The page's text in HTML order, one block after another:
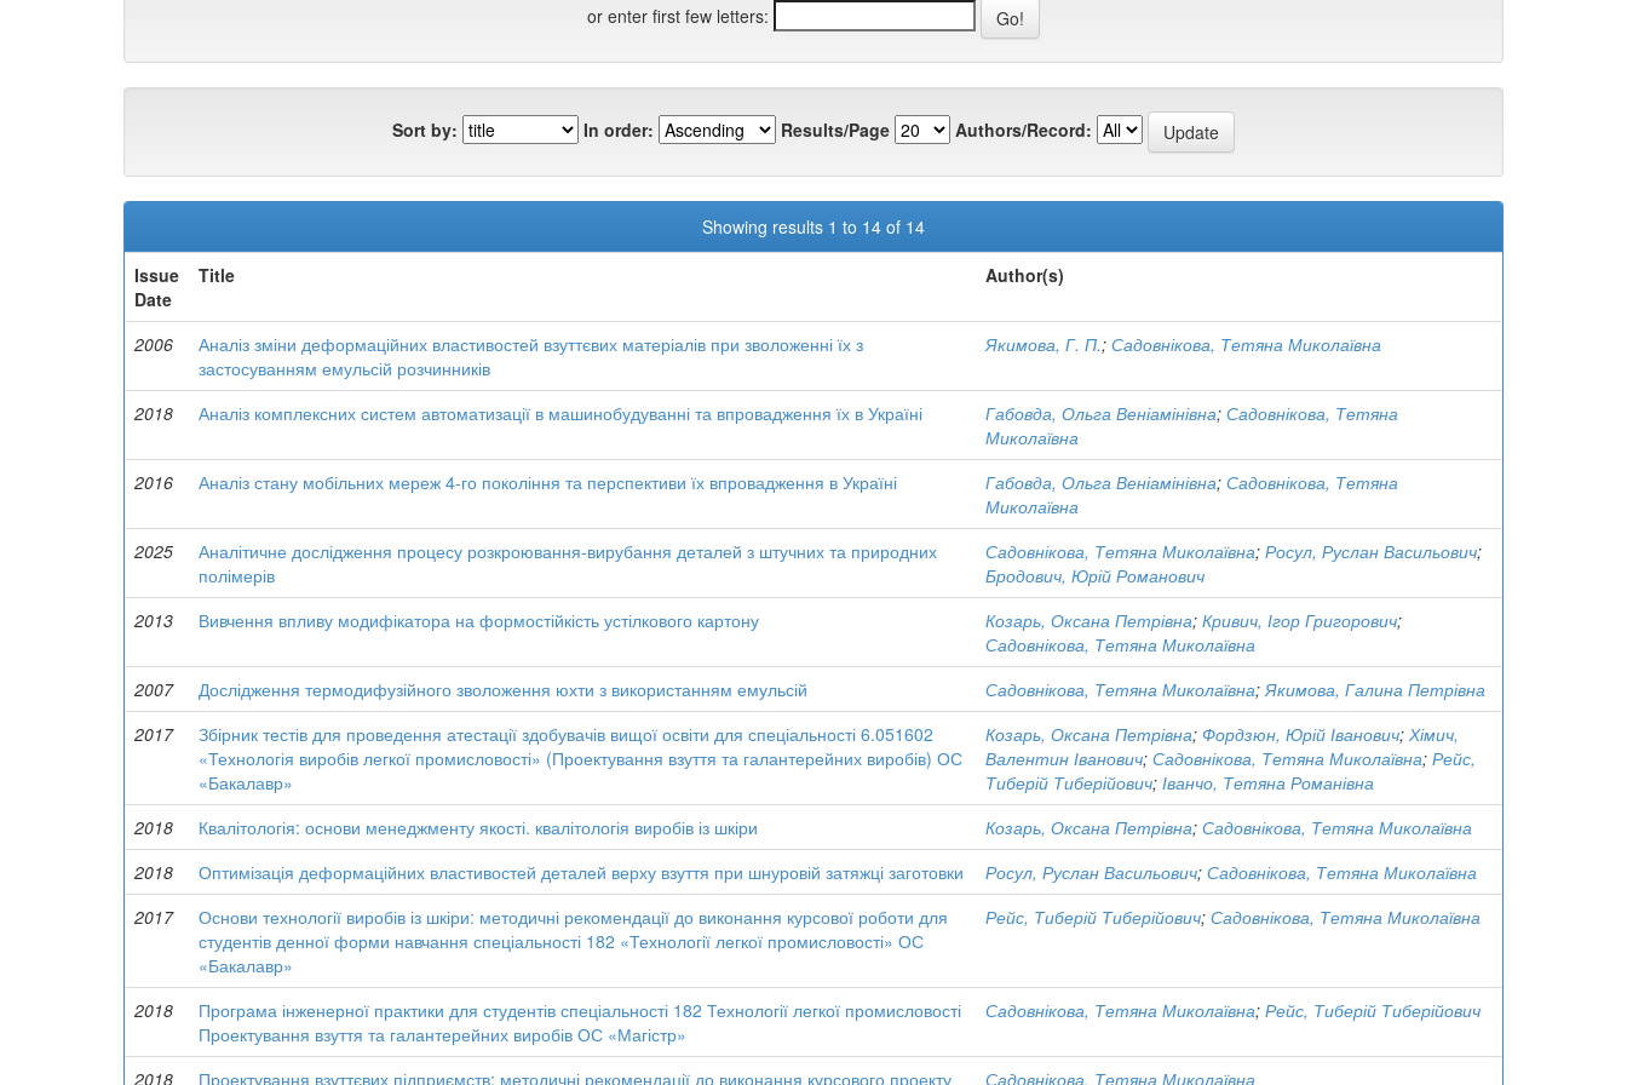
or enter first few letters:
Sort by: In order: Results/Page Authors/Record:
Showing results 1 to 14 of 14
Issue
Date
Title Author(s)
2006
Аналіз зміни деформаційних властивостей взуттєвих матеріалів при зволоженні їх з
застосуванням емульсій розчинників
Якимова, Г. П.; Садовнікова, Тетяна Миколаївна
2018 Аналіз комплексних систем автоматизації в машинобудуванні та впровадження їх в Україні Габовда, Ольга Веніамінівна; Садовнікова, Тетяна
Миколаївна
2016
Аналіз стану мобільних мереж 4-го покоління та перспективи їх впровадження в Україні Габовда, Ольга Веніамінівна; Садовнікова, Тетяна
Миколаївна
2025
Аналітичне дослідження процесу розкроювання-вирубання деталей з штучних та природних
полімерів
Садовнікова, Тетяна Миколаївна; Росул, Руслан Васильович;
Бродович, Юрій Романович
2013
Вивчення впливу модифікатора на формостійкість устілкового картону Козарь, Оксана Петрівна; Кривич, Ігор Григорович;
Садовнікова, Тетяна Миколаївна
2007
Дослідження термодифузійного зволоження юхти з використанням емульсій Садовнікова, Тетяна Миколаївна;Якимова, Галина Петрівна
2017
Збірник тестів для проведення атестації здобувачів вищої освіти для спеціальності 6.051602
«Технологія виробів легкої промисловості» (Проектування взуття та галантерейних виробів) ОС
«Бакалавр»
Козарь, Оксана Петрівна; Фордзюн, Юрій Іванович; Хімич,
Валентин Іванович; Садовнікова, Тетяна Миколаївна; Рейс,
Тиберій Тиберійович; Іванчо, Тетяна Романівна
2018
Квалітологія: основи менеджменту якості. квалітологія виробів із шкіри Козарь, Оксана Петрівна; Садовнікова, Тетяна Миколаївна
2018
Оптимізація деформаційних властивостей деталей верху взуття при шнуровій затяжці заготовки Росул, Руслан Васильович; Садовнікова, Тетяна Миколаївна
2017
Основи технології виробів із шкіри: методичні рекомендації до виконання курсової роботи для
студентів денної форми навчання спеціальності 182 «Технології легкої промисловості» ОС
«Бакалавр»
Рейс, Тиберій Тиберійович; Садовнікова, Тетяна Миколаївна
2018
Програма інженерної практики для студентів спеціальності 182 Технології легкої промисловості
Проектування взуття та галантерейних виробів ОС «Магістр»
Садовнікова, Тетяна Миколаївна; Рейс, Тиберій Тиберійович
2018 Проектування взуттєвих підприємств: методичні рекомендації до виконання курсового проекту Садовнікова, Тетяна Миколаївна